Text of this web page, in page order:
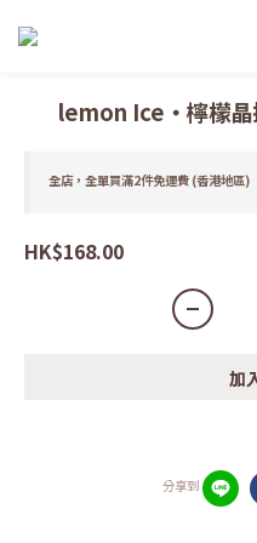
lemon Ice・檸檬
全店，全單買滿2件免運費 (香港地區)
HK$168.00
加
分享到